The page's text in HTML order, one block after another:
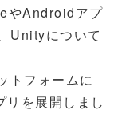
やAndroidアプ
Unityについて
トフォームに
を展開しまし